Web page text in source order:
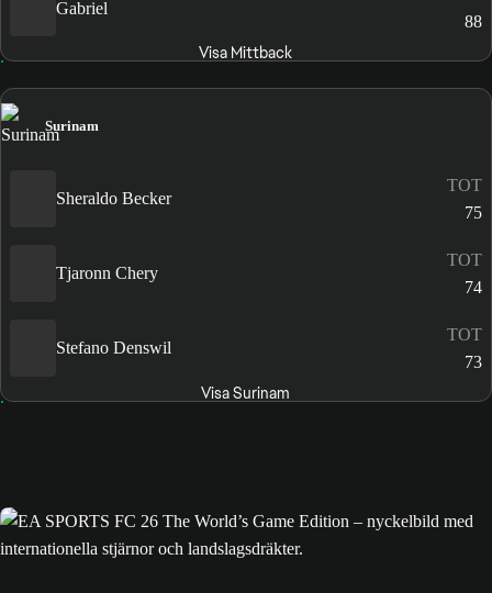
Gabriel
88
Visa Mittback
Surinam
Sheraldo Becker
TOT
75
Tjaronn Chery
TOT
74
Stefano Denswil
TOT
73
Visa Surinam